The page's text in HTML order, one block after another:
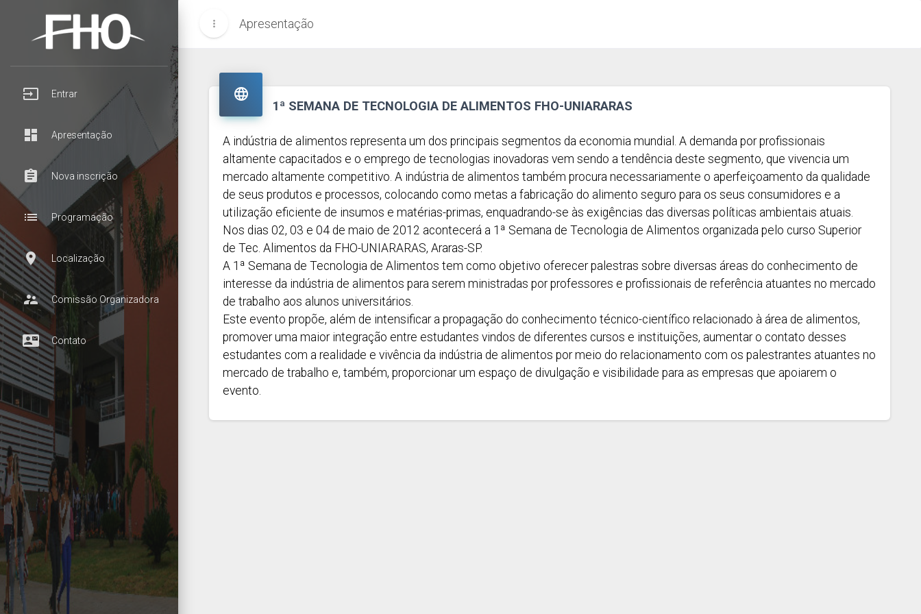
input Entrar
dashboard Apresentação
assignment Nova inscrição
list Programação
room Localização
supervisor_account Comissão Organizadora
contact_mail Contato
more_vert Apresentação

1ª SEMANA DE TECNOLOGIA DE ALIMENTOS FHO-UNIARARAS
A indústria de alimentos representa um dos principais segmentos da economia mundial. A demanda por profissionais
altamente capacitados e o emprego de tecnologias inovadoras vem sendo a tendência deste segmento, que vivencia um
mercado altamente competitivo. A indústria de alimentos também procura necessariamente o aperfeiçoamento da qualidade
de seus produtos e processos, colocando como metas a fabricação do alimento seguro para os seus consumidores e a
utilização eficiente de insumos e matérias-primas, enquadrando-se às exigências das diversas políticas ambientais atuais.
Nos dias 02, 03 e 04 de maio de 2012 acontecerá a 1ª Semana de Tecnologia de Alimentos organizada pelo curso Superior
de Tec. Alimentos da FHO-UNIARARAS, Araras-SP.
A 1ª Semana de Tecnologia de Alimentos tem como objetivo oferecer palestras sobre diversas áreas do conhecimento de
interesse da indústria de alimentos para serem ministradas por professores e profissionais de referência atuantes no mercado
de trabalho aos alunos universitários.
Este evento propõe, além de intensificar a propagação do conhecimento técnico-científico relacionado à área de alimentos,
promover uma maior integração entre estudantes vindos de diferentes cursos e instituições, aumentar o contato desses
estudantes com a realidade e vivência da indústria de alimentos por meio do relacionamento com os palestrantes atuantes no
mercado de trabalho e, também, proporcionar um espaço de divulgação e visibilidade para as empresas que apoiarem o
evento.